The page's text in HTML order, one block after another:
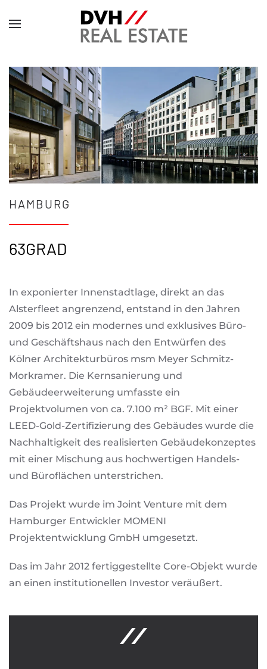
HAMBURG
63GRAD
In exponierter Innenstadtlage, direkt an das
Alsterfleet angrenzend, entstand in den Jahren
2009 bis 2012 ein modernes und exklusives Büro-
und Geschäftshaus nach den Entwürfen des
Kölner Architekturbüros msm Meyer Schmitz-
Morkramer. Die Kernsanierung und
Gebäudeerweiterung umfasste ein
Projektvolumen von ca. 7.100 m² BGF. Mit einer
LEED-Gold-Zertifizierung des Gebäudes wurde die
Nachhaltigkeit des realisierten Gebäudekonzeptes
mit einer Mischung aus hochwertigen Handels-
und Büroflächen unterstrichen.
Das Projekt wurde im Joint Venture mit dem
Hamburger Entwickler MOMENI
Projektentwicklung GmbH umgesetzt.
Das im Jahr 2012 fertiggestellte Core-Objekt wurde
an einen institutionellen Investor veräußert.